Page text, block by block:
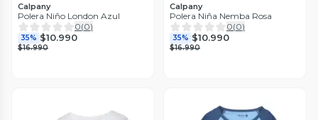
Calpany
Polera Niño London Azul
0(0)
35% $10.990
$16.990
Calpany
Polera Niña Nemba Rosa
0(0)
35% $10.990
$16.990